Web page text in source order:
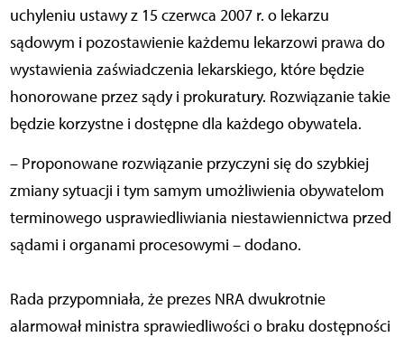
uchyleniu ustawy z 15 czerwca 2007 r. o lekarzu
sądowym i pozostawienie każdemu lekarzowi prawa do
wystawienia zaświadczenia lekarskiego, które będzie
honorowane przez sądy i prokuratury. Rozwiązanie takie
będzie korzystne i dostępne dla każdego obywatela.
– Proponowane rozwiązanie przyczyni się do szybkiej
zmiany sytuacji i tym samym umożliwienia obywatelom
terminowego usprawiedliwiania niestawiennictwa przed
sądami i organami procesowymi – dodano.
Rada przypomniała, że prezes NRA dwukrotnie
alarmował ministra sprawiedliwości o braku dostępności